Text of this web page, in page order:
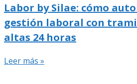
Labor by Silae: cómo
gestión laboral con
altas 24 horas
Leer más »